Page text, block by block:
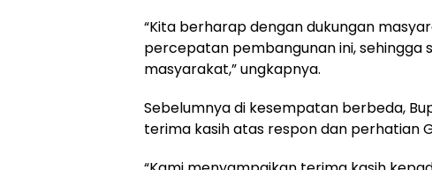
“Kita berharap dengan dukungan
percepatan pembangunan ini,
masyarakat,” ungkapnya.
Sebelumnya di kesempatan berbeda,
terima kasih atas respon dan perhatian